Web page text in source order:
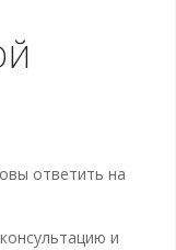
ответить на
и